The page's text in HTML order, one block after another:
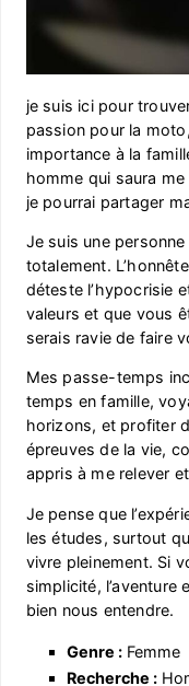
je suis ici pour
passion pour la
importance à la
homme qui saura
je pourrai partager
Je suis une personne
totalement.
déteste l’hypocrisie
valeurs et que vous
serais ravie de faire
Mes passe-temps
temps en famille,
horizons, et profiter
épreuves de la vie,
appris à me relever
Je pense que
les études, surtout
vivre pleinement. Si
simplicité, l’aventure
bien nous entendre.
Genre :Femme
Recherche :